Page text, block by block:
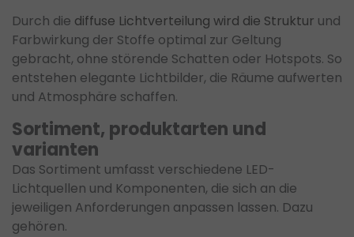
Durch die diffuse Lichtverteilung wird die Struktur und
Farbwirkung der Stoffe optimal zur Geltung
gebracht, ohne störende Schatten oder Hotspots. So
entstehen elegante Lichtbilder, die Räume aufwerten
und Atmosphäre schaffen.
Sortiment, produktarten und
varianten
Das Sortiment umfasst verschiedene LED-
Lichtquellen und Komponenten, die sich an die
jeweiligen Anforderungen anpassen lassen. Dazu
gehören.